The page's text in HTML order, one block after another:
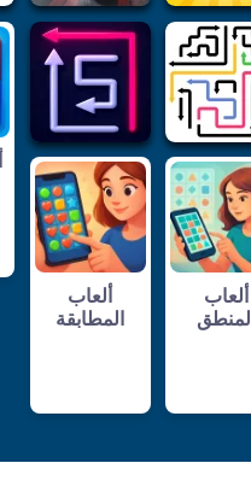
ألعاب
المنطق
ألعاب
المطابقة